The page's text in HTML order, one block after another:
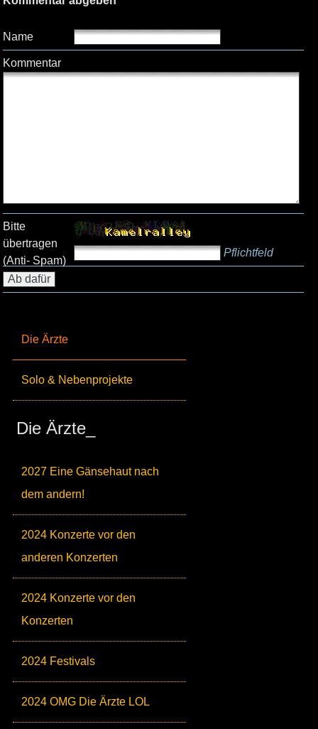
Die Ärzte
Solo & Nebenprojekte
Die Ärzte_
2027 Eine Gänsehaut nach
dem andern!
2024 Konzerte vor den
anderen Konzerten
2024 Konzerte vor den
Konzerten
2024 Festivals
2024 OMG Die Ärzte LOL
Name
Kommentar
Bitte
übertragen
(Anti- Spam)
Pflichtfeld